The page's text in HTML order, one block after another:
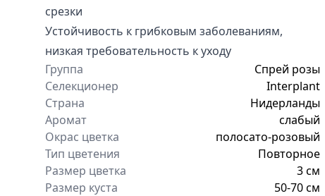
срезки
Устойчивость к грибковым заболеваниям,
низкая требовательность к уходу
Группа
Спрей розы
Селекционер
Interplant
Страна
Нидерланды
Аромат
слабый
Окрас цветка
полосато-розовый
Тип цветения
Повторное
Размер цветка
3 см
Размер куста
50-70 см